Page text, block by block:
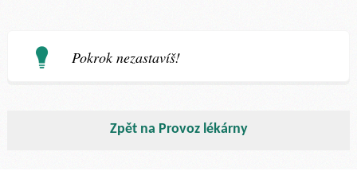
Pokrok nezastavíš!
Zpět na Provoz lékárny